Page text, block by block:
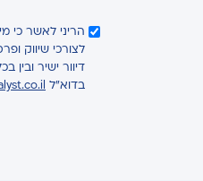
הריני לאשר כי
לצורכי שיווק
דיוור ישיר
בדוא"ל